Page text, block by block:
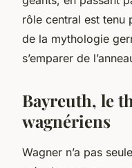
rôle central est tenu
de la mythologie
s’emparer de
Bayreuth, le
wagnériens
Wagner n’a pas